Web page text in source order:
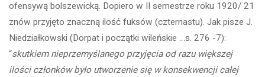
ofensywą bolszewicką. Dopiero w II semestrze roku 1920/ 21
znów przyjęto znaczną ilość fuksów (czternastu). Jak pisze J.
Niedziałkowski (Dorpat i początki wileńskie …s. 276 -7):
“skutkiem nieprzemyślanego przyjęcia od razu większej
ilości członków było utworzenie się w konsekwencji całej